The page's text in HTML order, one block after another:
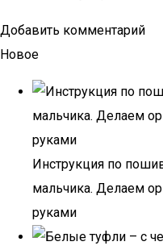
Добавить комментарий
Новое
Инструкция по
мальчика. Делаем
руками